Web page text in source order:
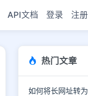
API文档 登录 注册
热门文章
如何将长网址转